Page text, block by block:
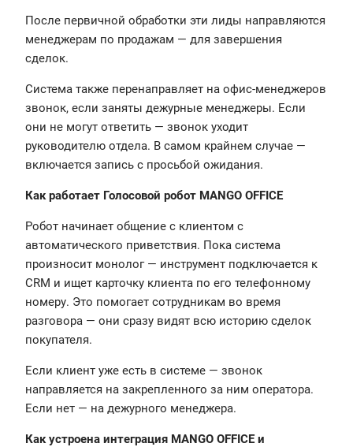
После первичной обработки эти лиды направляются
менеджерам по продажам — для завершения
сделок.
Система также перенаправляет на офис-менеджеров
звонок, если заняты дежурные менеджеры. Если
они не могут ответить — звонок уходит
руководителю отдела. В самом крайнем случае —
включается запись с просьбой ожидания.
Как работает Голосовой робот MANGO OFFICE
Робот начинает общение с клиентом с
автоматического приветствия. Пока система
произносит монолог — инструмент подключается к
CRM и ищет карточку клиента по его телефонному
номеру. Это помогает сотрудникам во время
разговора — они сразу видят всю историю сделок
покупателя.
Если клиент уже есть в системе — звонок
направляется на закрепленного за ним оператора.
Если нет — на дежурного менеджера.
Как устроена интеграция MANGO OFFICE и